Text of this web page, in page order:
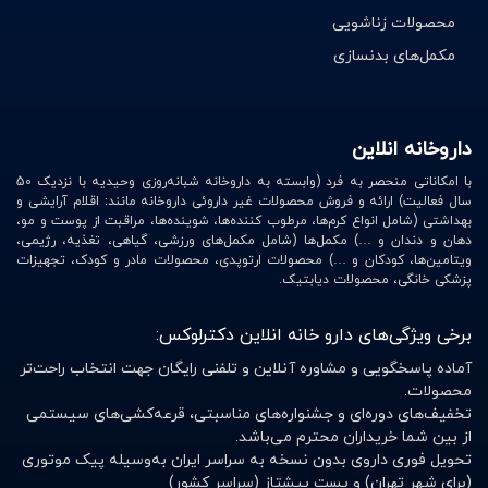
بعد از تمرین است. در مقابل، پروتئین کازئین به آرامی جذب
می‌شود و بیشتر برای مصرف قبل از خواب توصیه می‌شود.
افزایش حجم خشک عضلات است. زمانی که بدن مقدار کافی
پروتئین دریافت کند، فرآیند سنتز پروتئین عضلانی بهتر
انجام می‌شود و بدن سریع‌تر عضله می‌سازد. همچنین دریافت
پروتئین کافی از خستگی عضلانی جلوگیری کرده و استقامت
در داروخانه دکتر لوکس انواع مکمل‌های پروتئینی از برندهای
معتبر ارائه می‌شود تا ورزشکاران بتوانند با اطمینان خاطر
محصول مورد نیاز خود را انتخاب کنند. انتخاب یک پروتئین
بدنسازی اصل و باکیفیت اهمیت زیادی دارد، زیرا محصولات
محصولات زناشویی
مکمل‌های بدنسازی
داروخانه انلاین
با امکاناتی منحصر به فرد (وابسته به داروخانه شبانه‌روزی وحیدیه با نزدیک 50
سال فعالیت) ارائه و فروش محصولات غیر داروئی داروخانه مانند: اقلام آرایشی و
بهداشتی (شامل انواع کرم‌ها، مرطوب کننده‌ها، شوینده‌ها، مراقبت از پوست و مو،
دهان و دندان و …) مکمل‌ها (شامل مکمل‌های ورزشی، گیاهی، تغذیه، رژیمی،
ویتامین‌ها، کودکان و …) محصولات ارتوپدی، محصولات مادر و کودک، تجهیزات
پزشکی خانگی، محصولات دیابتیک.
برخی ویژگی‌های دارو خانه انلاین دکترلوکس:
آماده پاسخگویی و مشاوره آنلاین و تلفنی رایگان جهت انتخاب راحت‌تر
محصولات.
تخفیف‌های دوره‌ای و جشنواره‌های مناسبتی، قرعه‌کشی‌های سیستمی
از بین شما خریداران محترم می‌باشد.
تحویل فوری داروی بدون نسخه به سراسر ایران به‌وسیله پیک موتوری
(برای شهر تهران) و پست پیشتاز (سراسر کشور)